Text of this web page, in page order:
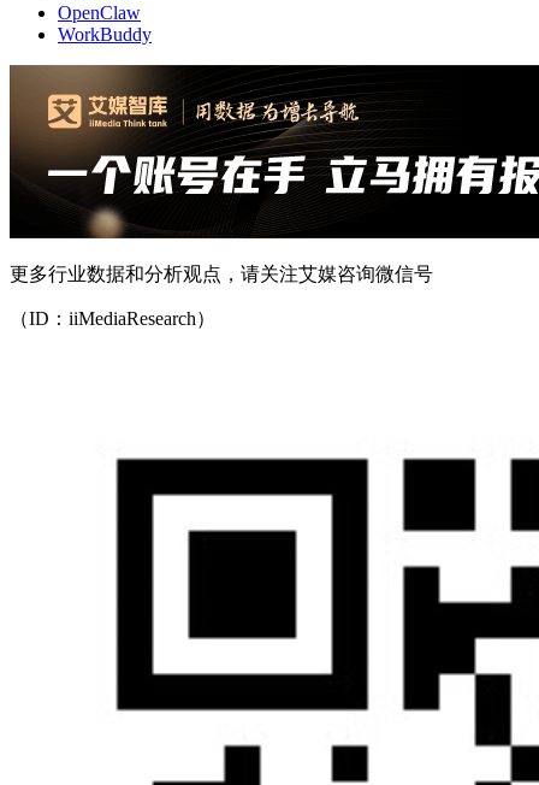
OpenClaw
WorkBuddy
更多行业数据和分析观点，请关注艾媒咨询微信号
（ID：iiMediaResearch）